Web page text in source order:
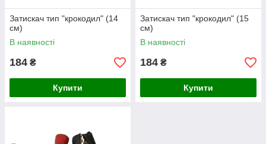
Затискач тип "крокодил" (14
см)
В наявності
184 ₴
Купити
Затискач тип "крокодил" (15
см)
В наявності
184 ₴
Купити